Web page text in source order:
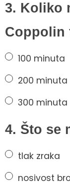
3. Koliko
Coppolin
100 minuta
200 minuta
300 minuta
4. Što se
tlak zraka
nosivost